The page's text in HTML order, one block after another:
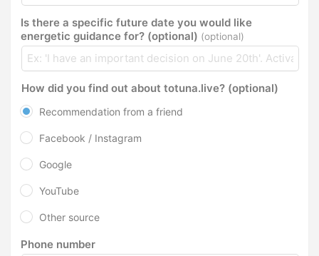
Is there a specific future date you would like
energetic guidance for? (optional) (optional)
How did you find out about totuna.live? (optional)
Recommendation from a friend
Facebook / Instagram
Google
YouTube
Other source
Phone number